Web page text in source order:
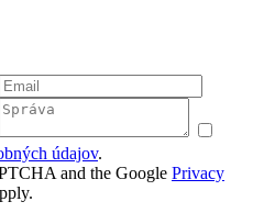
údajov.
and the Google Privacy